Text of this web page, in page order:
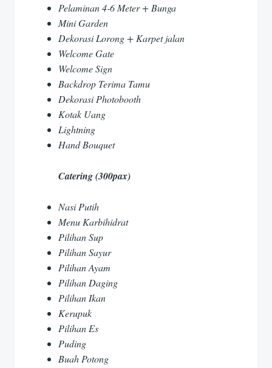
Pelaminan 4-6 Meter + Bunga
Mini Garden
Dekorasi Lorong + Karpet jalan
Welcome Gate
Welcome Sign
Backdrop Terima Tamu
Dekorasi Photobooth
Kotak Uang
Lightning
Hand Bouquet
Catering (300pax)
Nasi Putih
Menu Karbihidrat
Pilihan Sup
Pilihan Sayur
Pilihan Ayam
Pilihan Daging
Pilihan Ikan
Kerupuk
Pilihan Es
Puding
Buah Potong